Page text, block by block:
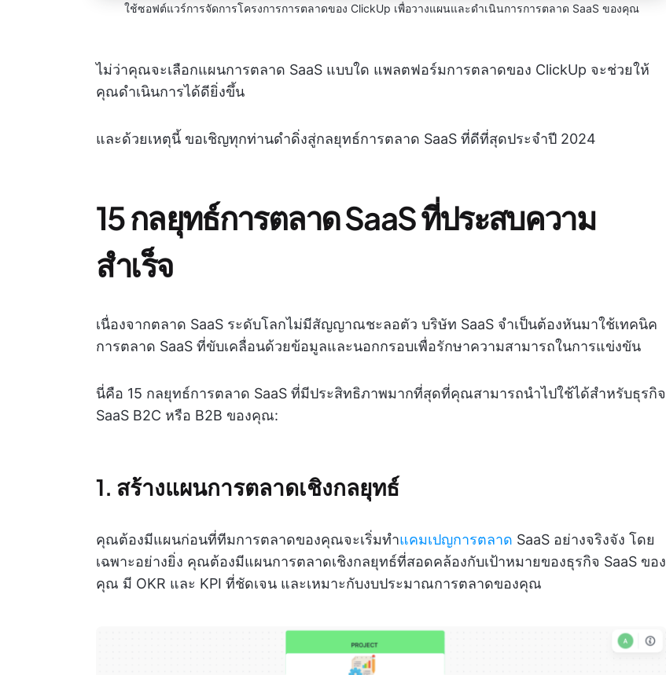
ใช้ซอฟต์แวร์การจัดการโครงการการตลาดของ ClickUp เพื่อวางแผนและดำเนินการการตลาด SaaS ของคุณ
ไม่ว่าคุณจะเลือกแผนการตลาด SaaS แบบใด แพลตฟอร์มการตลาดของ ClickUp จะช่วยให้
คุณดำเนินการได้ดียิ่งขึ้น
และด้วยเหตุนี้ ขอเชิญทุกท่านดำดิ่งสู่กลยุทธ์การตลาด SaaS ที่ดีที่สุดประจำปี 2024
15 กลยุทธ์การตลาด SaaS ที่ประสบความ
สำเร็จ
เนื่องจากตลาด SaaS ระดับโลกไม่มีสัญญาณชะลอตัว บริษัท SaaS จำเป็นต้องหันมาใช้เทคนิค
การตลาด SaaS ที่ขับเคลื่อนด้วยข้อมูลและนอกกรอบเพื่อรักษาความสามารถในการแข่งขัน
นี่คือ 15 กลยุทธ์การตลาด SaaS ที่มีประสิทธิภาพมากที่สุดที่คุณสามารถนำไปใช้ได้สำหรับธุรกิจ
SaaS B2C หรือ B2B ของคุณ:
1. สร้างแผนการตลาดเชิงกลยุทธ์
คุณต้องมีแผนก่อนที่ทีมการตลาดของคุณจะเริ่มทำแคมเปญการตลาด SaaS อย่างจริงจัง โดย
เฉพาะอย่างยิ่ง คุณต้องมีแผนการตลาดเชิงกลยุทธ์ที่สอดคล้องกับเป้าหมายของธุรกิจ SaaS ของ
คุณ มี OKR และ KPI ที่ชัดเจน และเหมาะกับงบประมาณการตลาดของคุณ